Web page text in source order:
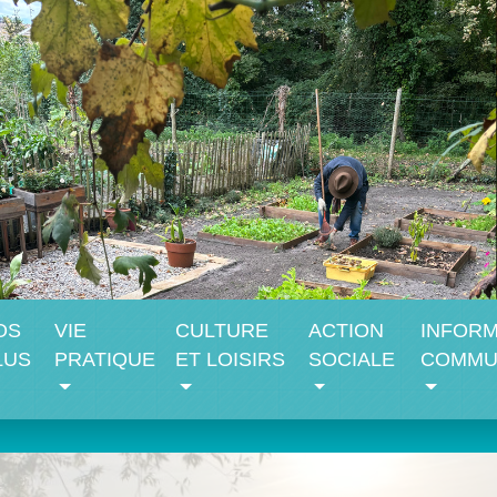
VIE
PRATIQUE
CULTURE
ET LOISIRS
ACTION
SOCIALE